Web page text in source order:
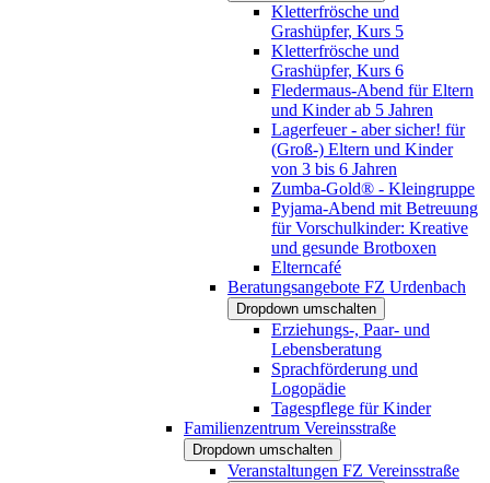
Kletterfrösche und
Grashüpfer, Kurs 5
Kletterfrösche und
Grashüpfer, Kurs 6
Fledermaus-Abend für Eltern
und Kinder ab 5 Jahren
Lagerfeuer - aber sicher! für
(Groß-) Eltern und Kinder
von 3 bis 6 Jahren
Zumba-Gold® - Kleingruppe
Pyjama-Abend mit Betreuung
für Vorschulkinder: Kreative
und gesunde Brotboxen
Elterncafé
Beratungsangebote FZ Urdenbach
Dropdown umschalten
Erziehungs-, Paar- und
Lebensberatung
Sprachförderung und
Logopädie
Tagespflege für Kinder
Familienzentrum Vereinsstraße
Dropdown umschalten
Veranstaltungen FZ Vereinsstraße